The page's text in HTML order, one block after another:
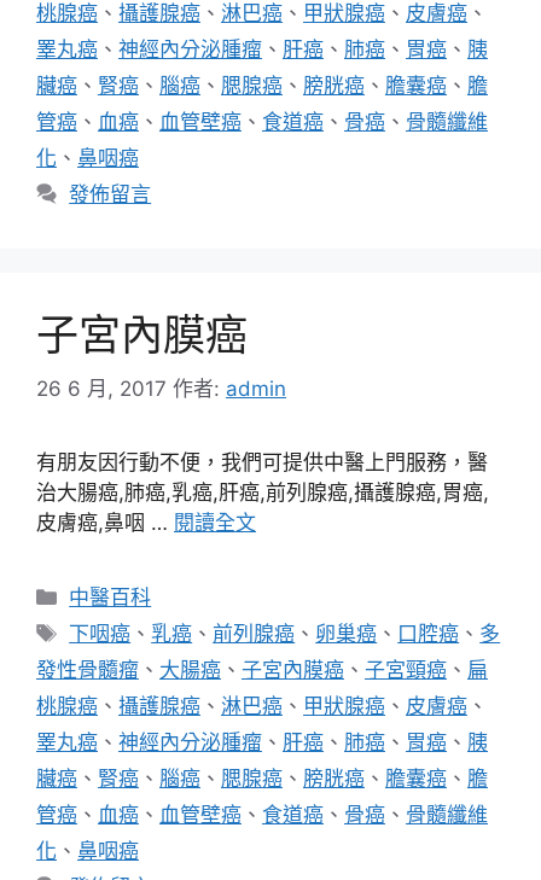
桃腺癌 、 攝護腺癌 、 淋巴癌 、 甲狀腺癌 、 皮膚癌 、
睪丸癌 、 神經內分泌腫瘤 、 肝癌 、 肺癌 、 胃癌 、 胰
臟癌 、 腎癌 、 腦癌 、 腮腺癌 、 膀胱癌 、 膽囊癌 、 膽
管癌 、 血癌 、 血管壁癌 、 食道癌 、 骨癌 、 骨髓纖維
化 、 鼻咽癌
發佈留言
子宮內膜癌
26 6 月, 2017 作者: admin
有朋友因行動不便，我們可提供中醫上門服務，醫
治大腸癌,肺癌,乳癌,肝癌,前列腺癌,攝護腺癌,胃癌,
皮膚癌,鼻咽 … 閱讀全文
分
類
中醫百科
標
籤
下咽癌 、 乳癌 、前列腺癌 、 卵巢癌 、 口腔癌 、 多
發性骨髓瘤 、 大腸癌 、 子宮內膜癌 、 子宮頸癌 、 扁
桃腺癌 、 攝護腺癌 、 淋巴癌 、 甲狀腺癌 、 皮膚癌 、
睪丸癌 、 神經內分泌腫瘤 、 肝癌 、 肺癌 、 胃癌 、 胰
臟癌 、 腎癌 、 腦癌 、 腮腺癌 、 膀胱癌 、 膽囊癌 、 膽
管癌 、 血癌 、 血管壁癌 、 食道癌 、 骨癌 、 骨髓纖維
化 、 鼻咽癌